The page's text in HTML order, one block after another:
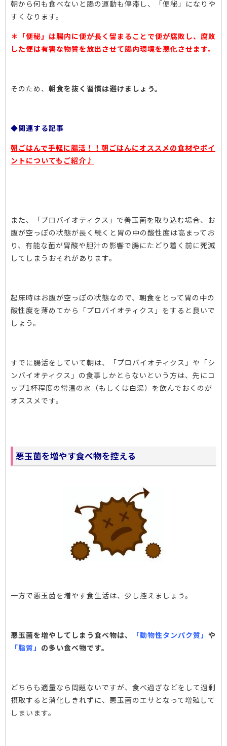
朝から何も食べないと腸の運動も停滞し、「便秘」になりや
すくなります。
＊「便秘」は腸内に便が長く留まることで便が腐敗し、腐敗
した便は有害な物質を放出させて腸内環境を悪化させます。
そのため、 朝食を抜く習慣は避けましょう。
◆関連する記事
朝ごはんで手軽に腸活！！朝ごはんにオススメの食材やポイ
ントについてもご紹介♪
また、「プロバイオティクス」で善玉菌を取り込む場合、お
腹が空っぽの状態が長く続くと胃の中の酸性度は高まってお
り、有能な菌が胃酸や胆汁の影響で腸にたどり着く前に死滅
してしまうおそれがあります。
起床時はお腹が空っぽの状態なので、朝食をとって胃の中の
酸性度を薄めてから「プロバイオティクス」をすると良いで
しょう。
すでに腸活をしていて朝は、「プロバイオティクス」や「シ
ンバイオティクス」の食事しかとらないという方は、先にコ
ップ1杯程度の常温の水（もしくは白湯）を飲んでおくのが
オススメです。
悪玉菌を増やす食べ物を控える
一方で悪玉菌を増やす食生活は、少し控えましょう。
悪玉菌を増やしてしまう食べ物は、 「動物性タンパク質」 や
「脂質」 の多い食べ物です。
どちらも適量なら問題ないですが、食べ過ぎなどをして過剰
摂取すると消化しきれずに、悪玉菌のエサとなって増殖して
しまいます。